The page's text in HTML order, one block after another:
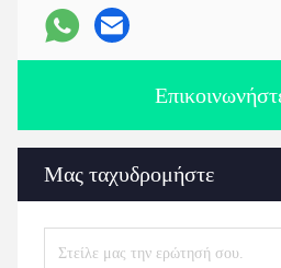
Μας ταχυδρομήστε